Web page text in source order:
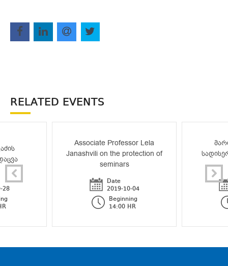
RELATED EVENTS
28
Associate Professor Lela
Janashvili on the protection of
seminars
Date
2019-10-04
Beginning
14:00 HR